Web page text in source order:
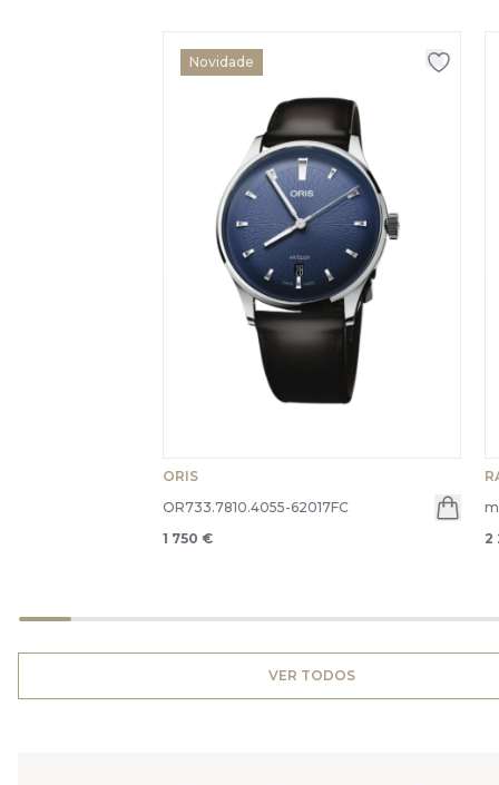
Novidade
ORIS
OR733.7810.4055-62017FC
1 750 €
2
VER TODOS